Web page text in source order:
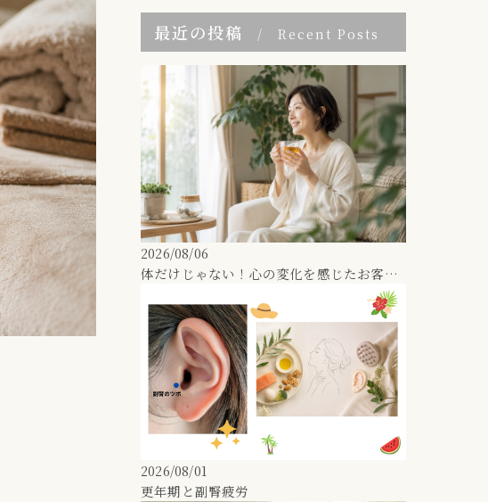
最近の投稿 Recent Posts
2026/08/06
体だけじゃない！心の変化を感じたお客様の声
2026/08/01
更年期と副腎疲労